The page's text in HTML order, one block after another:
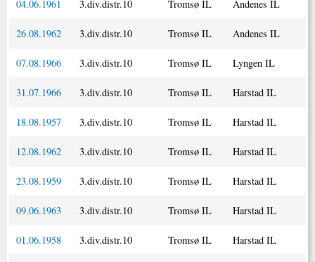
04.06.1961 3.div.distr.10 Tromsø IL Andenes IL
26.08.1962 3.div.distr.10 Tromsø IL Andenes IL
07.08.1966 3.div.distr.10 Tromsø IL Lyngen IL
31.07.1966 3.div.distr.10 Tromsø IL Harstad IL
18.08.1957 3.div.distr.10 Tromsø IL Harstad IL
12.08.1962 3.div.distr.10 Tromsø IL Harstad IL
23.08.1959 3.div.distr.10 Tromsø IL Harstad IL
09.06.1963 3.div.distr.10 Tromsø IL Harstad IL
01.06.1958 3.div.distr.10 Tromsø IL Harstad IL